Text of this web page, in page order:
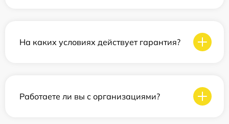
На каких условиях действует гарантия?
Работаете ли вы с организациями?